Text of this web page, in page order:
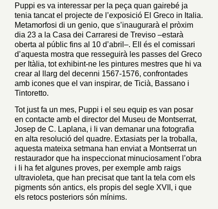
Puppi es va interessar per la peça quan gairebé ja
tenia tancat el projecte de l’exposició El Greco in Italia.
Metamorfosi di un genio, que s’inaugurarà el pròxim
dia 23 a la Casa dei Carraresi de Treviso –estarà
oberta al públic fins al 10 d’abril–. Ell és el comissari
d’aquesta mostra que resseguirà les passes del Greco
per Itàlia, tot exhibint-ne les pintures mestres que hi va
crear al llarg del decenni 1567-1576, confrontades
amb icones que el van inspirar, de Ticià, Bassano i
Tintoretto.
Tot just fa un mes, Puppi i el seu equip es van posar
en contacte amb el director del Museu de Montserrat,
Josep de C. Laplana, i li van demanar una fotografia
en alta resolució del quadre. Extasiats per la troballa,
aquesta mateixa setmana han enviat a Montserrat un
restaurador que ha inspeccionat minuciosament l’obra
i li ha fet algunes proves, per exemple amb raigs
ultravioleta, que han precisat que tant la tela com els
pigments són antics, els propis del segle XVII, i que
els retocs posteriors són mínims.